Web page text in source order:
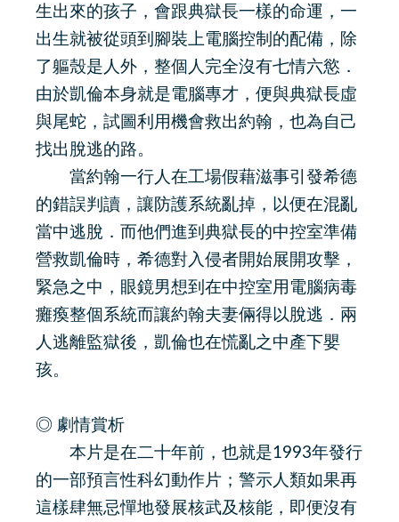
生出來的孩子，會跟典獄長一樣的命運，一
出生就被從頭到腳裝上電腦控制的配備，除
了軀殼是人外，整個人完全沒有七情六慾．
由於凱倫本身就是電腦專才，便與典獄長虛
與尾蛇，試圖利用機會救出約翰，也為自己
找出脫逃的路。
當約翰一行人在工場假藉滋事引發希德
的錯誤判讀，讓防護系統亂掉，以便在混亂
當中逃脫．而他們進到典獄長的中控室準備
營救凱倫時，希德對入侵者開始展開攻擊，
緊急之中，眼鏡男想到在中控室用電腦病毒
癱瘓整個系統而讓約翰夫妻倆得以脫逃．兩
人逃離監獄後，凱倫也在慌亂之中產下嬰
孩。
◎ 劇情賞析
本片是在二十年前，也就是1993年發行
的一部預言性科幻動作片；警示人類如果再
這樣肆無忌憚地發展核武及核能，即便沒有